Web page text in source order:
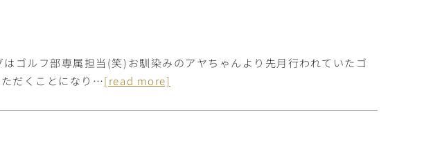
ゴルフ部専属担当(笑)お馴染みのアヤちゃんより先月行われていたゴ
だくことになり…[read more]